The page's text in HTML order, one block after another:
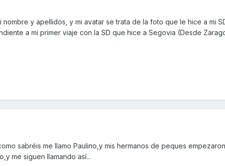
y apellidos, y mi avatar se trata de la foto que le hice a mi
a mi primer viaje con la SD que hice a Segovia (Desde
sabréis me llamo Paulino,y mis hermanos de peques
me siguen llamando así...